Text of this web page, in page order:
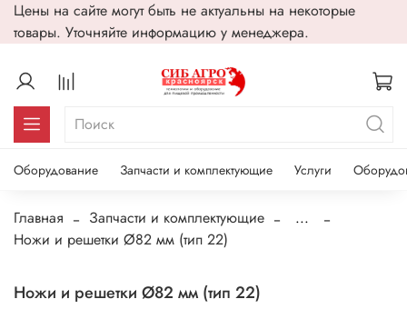
Цены на сайте могут быть не актуальны на некоторые
товары. Уточняйте информацию у менеджера.
Оборудование Запчасти и комплектующие Услуги
Главная Запчасти и комплектующие
...
Ножи и решетки Ø82 мм (тип 22)
Ножи и решетки Ø82 мм (тип 22)